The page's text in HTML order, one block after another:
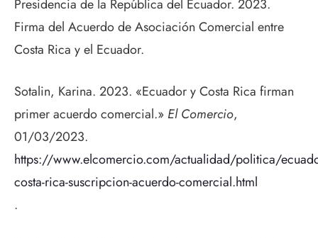
Presidencia de la República del Ecuador. 2023.
Firma del Acuerdo de Asociación Comercial entre
Costa Rica y el Ecuador.
Sotalin, Karina. 2023. «Ecuador y Costa Rica firman
primer acuerdo comercial.» El Comercio,
01/03/2023.
https://www.elcomercio.com/actualidad/politica/
costa-rica-suscripcion-acuerdo-comercial.html
.